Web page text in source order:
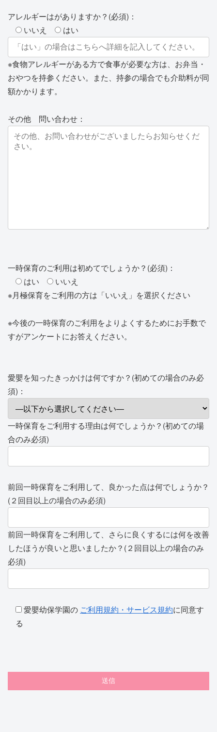
アレルギーはがありますか？(必須)：
いいえ
はい
※食物アレルギーがある方で食事が必要な方は、お弁当・
おやつを持参ください。また、持参の場合でも介助料が同
額かかります。
その他 問い合わせ：
一時保育のご利用は初めてでしょうか？(必須)：
はい
いいえ
※月極保育をご利用の方は「いいえ」を選択ください
※今後の一時保育のご利用をよりよくするためにお手数で
すがアンケートにお答えください。
愛嬰を知ったきっかけは何ですか？(初めての場合のみ必
須)：
一時保育をご利用する理由は何でしょうか？(初めての場
合のみ必須)
前回一時保育をご利用して、良かった点は何でしょうか？
(２回目以上の場合のみ必須)
前回一時保育をご利用して、さらに良くするには何を改善
したほうが良いと思いましたか？(２回目以上の場合のみ
必須)
愛嬰幼保学園の ご利用規約・サービス規約に同意す
る